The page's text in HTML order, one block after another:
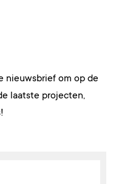
nieuwsbrief om op de
laatste projecten,